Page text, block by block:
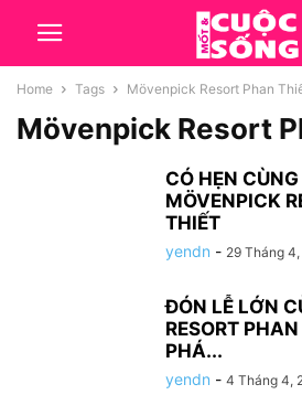
Home Tags Mövenpick Resort Phan
Mövenpick Resort
CÓ HẸN
MÖVENPICK
THIẾT
yendn - 29 Tháng
ĐÓN LỄ LỚN
RESORT
PHÁ...
yendn - 4 Tháng 4,